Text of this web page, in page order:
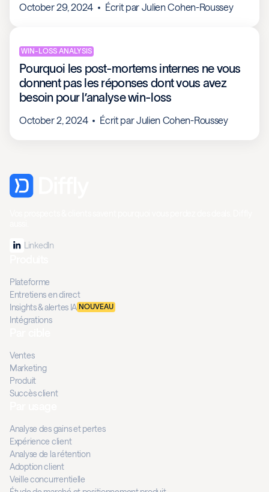
October 29, 2024 Écrit par Julien Cohen-Roussey
WIN-LOSS ANALYSIS
Pourquoi les post-mortems internes ne vous
donnent pas les réponses dont vous avez
besoin pour l’analyse win-loss
October 2, 2024 Écrit parJulien Cohen-Roussey
LinkedIn
Plateforme
Entretiens en direct
Insights & alertes IA NOUVEAU
Intégrations
Ventes
Marketing
Produit
Succès client
Analyse des gains et pertes
Expérience client
Analyse de la rétention
Adoption client
Veille concurrentielle